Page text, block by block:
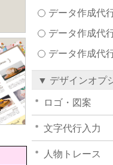
データ作成代
データ作成代
データ作成代
▼ デザインオプ
ロゴ・図案
文字代行入力
人物トレース